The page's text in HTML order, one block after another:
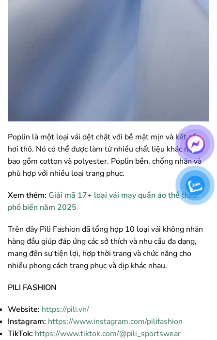
Poplin là một loại vải dệt chặt với bề mặt mịn và kết cấu
hơi thô. Nó có thể được làm từ nhiều chất liệu khác nhau,
bao gồm cotton và polyester. Poplin bền, chống nhăn và
phù hợp với nhiều loại trang phục.
Xem thêm: Giải mã 17+ loại vải may quần áo thể thao
phổ biến năm 2025
Trên đây Pili Fashion đã tổng hợp 10 loại vải không nhăn
hàng đầu giúp đáp ứng các sở thích và nhu cầu đa dạng,
mang đến sự tiện lợi, hợp thời trang và chức năng cho
nhiều phong cách trang phục và dịp khác nhau.
PILI FASHION
Website: https://pili.vn/
Instagram: https://www.instagram.com/pilifashion
TikTok: https://www.tiktok.com/@pili_sportswear